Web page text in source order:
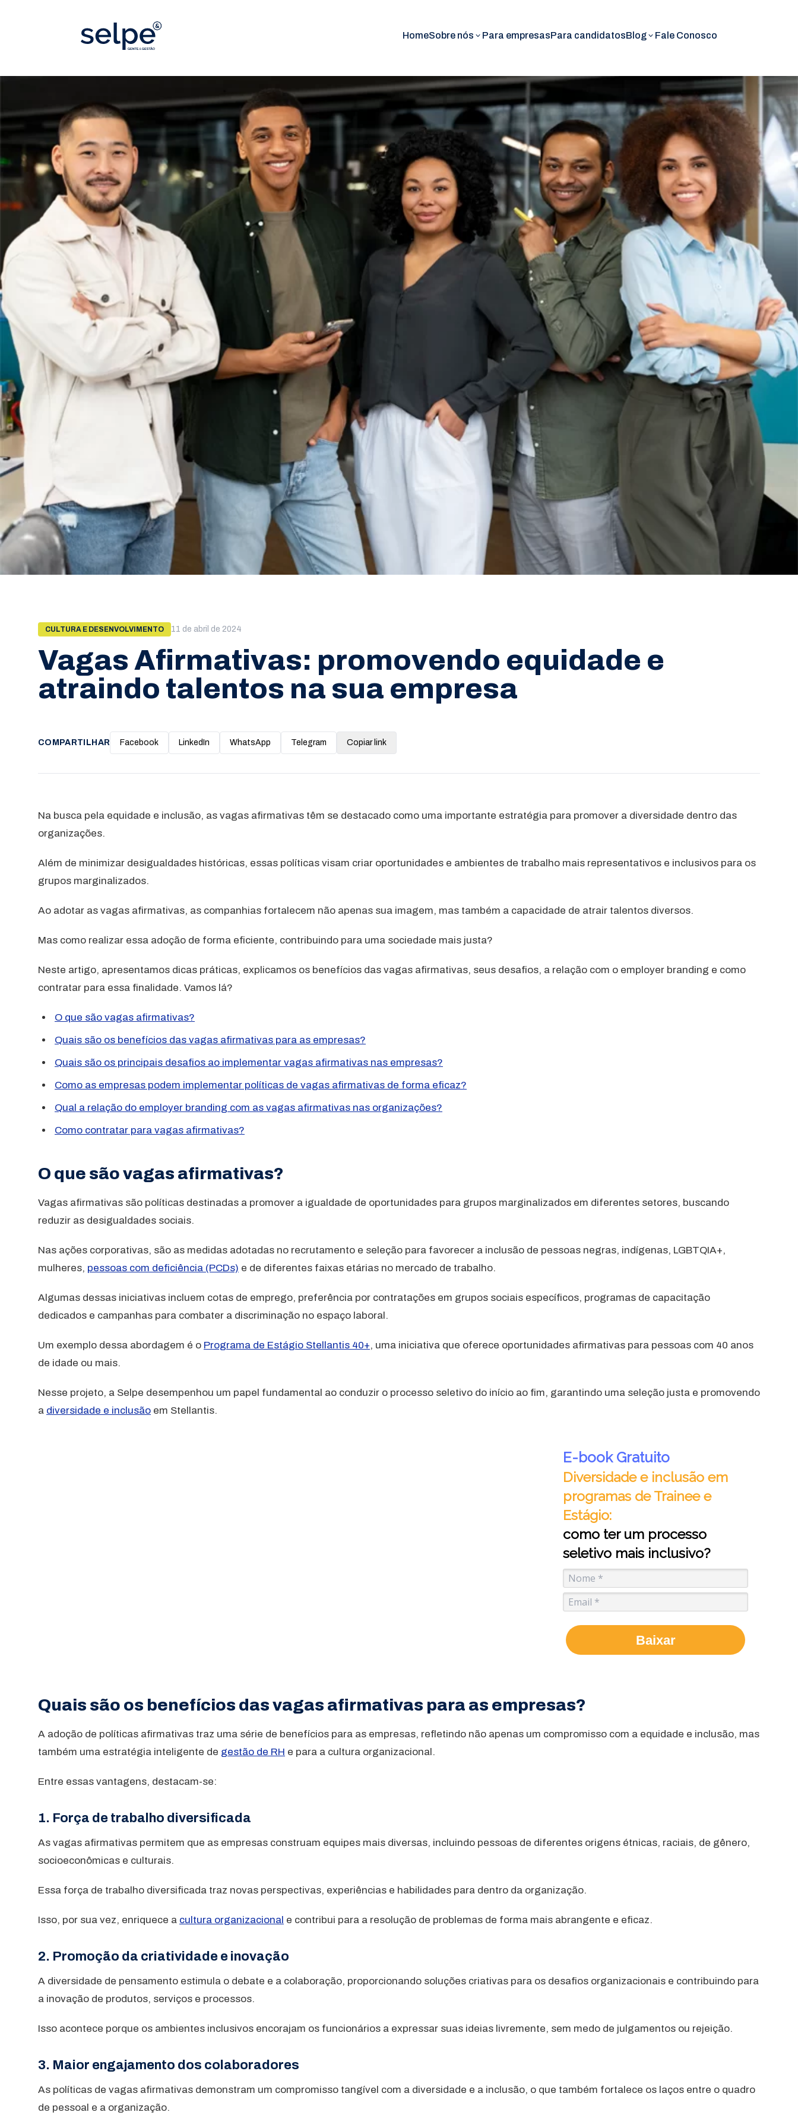
HomeSobre nós Para empresasPara candidatosBlog Fale Conosco
CULTURA E DESENVOLVIMENTO 11 de abril de 2024
Vagas Afirmativas: promovendo equidade e
atraindo talentos na sua empresa
COMPARTILHAR Facebook LinkedIn WhatsApp Telegram Copiar link
Na busca pela equidade e inclusão, as vagas afirmativas têm se destacado como uma importante estratégia para promover a diversidade dentro das
organizações.
Além de minimizar desigualdades históricas, essas políticas visam criar oportunidades e ambientes de trabalho mais representativos e inclusivos para os
grupos marginalizados.
Ao adotar as vagas afirmativas, as companhias fortalecem não apenas sua imagem, mas também a capacidade de atrair talentos diversos.
Mas como realizar essa adoção de forma eficiente, contribuindo para uma sociedade mais justa?
Neste artigo, apresentamos dicas práticas, explicamos os benefícios das vagas afirmativas, seus desafios, a relação com o employer branding e como
contratar para essa finalidade. Vamos lá?
O que são vagas afirmativas?
Quais são os benefícios das vagas afirmativas para as empresas?
Quais são os principais desafios ao implementar vagas afirmativas nas empresas?
Como as empresas podem implementar políticas de vagas afirmativas de forma eficaz?
Qual a relação do employer branding com as vagas afirmativas nas organizações?
Como contratar para vagas afirmativas?
O que são vagas afirmativas?
Vagas afirmativas são políticas destinadas a promover a igualdade de oportunidades para grupos marginalizados em diferentes setores, buscando
reduzir as desigualdades sociais.
Nas ações corporativas, são as medidas adotadas no recrutamento e seleção para favorecer a inclusão de pessoas negras, indígenas, LGBTQIA+,
mulheres, pessoas com deficiência (PCDs) e de diferentes faixas etárias no mercado de trabalho.
Algumas dessas iniciativas incluem cotas de emprego, preferência por contratações em grupos sociais específicos, programas de capacitação
dedicados e campanhas para combater a discriminação no espaço laboral.
Um exemplo dessa abordagem é o Programa de Estágio Stellantis 40+, uma iniciativa que oferece oportunidades afirmativas para pessoas com 40 anos
de idade ou mais.
Nesse projeto, a Selpe desempenhou um papel fundamental ao conduzir o processo seletivo do início ao fim, garantindo uma seleção justa e promovendo
a diversidade e inclusão em Stellantis.
E-book Gratuito
Diversidade e inclusão em
programas de Trainee e
Estágio:
como ter um processo
seletivo mais inclusivo?
Baixar
Quais são os benefícios das vagas afirmativas para as empresas?
A adoção de políticas afirmativas traz uma série de benefícios para as empresas, refletindo não apenas um compromisso com a equidade e inclusão, mas
também uma estratégia inteligente de gestão de RH e para a cultura organizacional.
Entre essas vantagens, destacam-se:
1. Força de trabalho diversificada
As vagas afirmativas permitem que as empresas construam equipes mais diversas, incluindo pessoas de diferentes origens étnicas, raciais, de gênero,
socioeconômicas e culturais.
Essa força de trabalho diversificada traz novas perspectivas, experiências e habilidades para dentro da organização.
Isso, por sua vez, enriquece a cultura organizacional e contribui para a resolução de problemas de forma mais abrangente e eficaz.
2. Promoção da criatividade e inovação
A diversidade de pensamento estimula o debate e a colaboração, proporcionando soluções criativas para os desafios organizacionais e contribuindo para
a inovação de produtos, serviços e processos.
Isso acontece porque os ambientes inclusivos encorajam os funcionários a expressar suas ideias livremente, sem medo de julgamentos ou rejeição.
3. Maior engajamento dos colaboradores
As políticas de vagas afirmativas demonstram um compromisso tangível com a diversidade e a inclusão, o que também fortalece os laços entre o quadro
de pessoal e a organização.